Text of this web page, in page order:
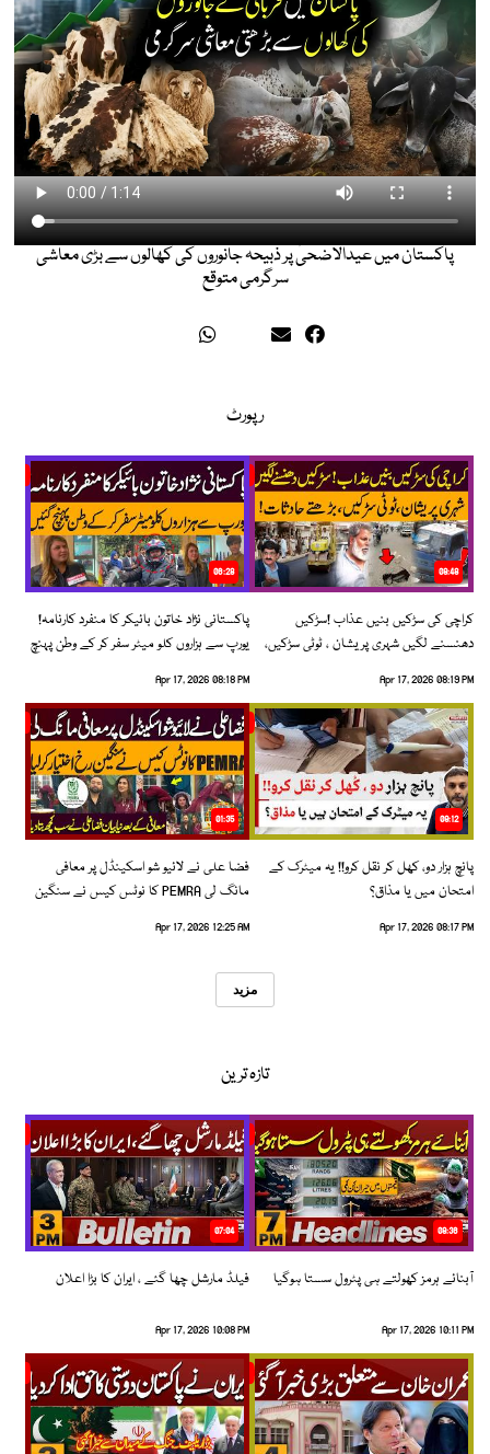
پاکستان میں عیدالاضحیٰ پر ذبیحہ جانوروں کی کھالوں سے بڑی معاشی
سرگرمی متوقع
رپورٹ
08:48
کراچی کی سڑکیں بنیں عذاب !سڑکیں
دھنسنے لگیں شہری پریشان ، ٹوٹی سڑکیں،
Apr 17, 2026 08:19 PM
06:28
پاکستانی نژاد خاتون بائیکر کا منفرد کارنامہ!
یورپ سے ہزاروں کلو میٹر سفر کر کے وطن پہنچ
Apr 17, 2026 08:18 PM
09:12
پانچ ہزار دو، کھل کر نقل کرو!! یہ میٹرک کے
امتحان میں یا مذاق؟
Apr 17, 2026 08:17 PM
01:35
فضا علی نے لائیو شو اسکینڈل پر معافی
مانگ لی PEMRA کا نوٹس کیس نے سنگین
Apr 17, 2026 12:25 AM
مزید
تازہ ترین
08:36
آبنائے ہرمز کھولتے ہی پٹرول سستا ہوگیا
Apr 17, 2026 10:11 PM
07:04
فیلڈ مارشل چھا گئے ، ایران کا بڑا اعلان
Apr 17, 2026 10:08 PM